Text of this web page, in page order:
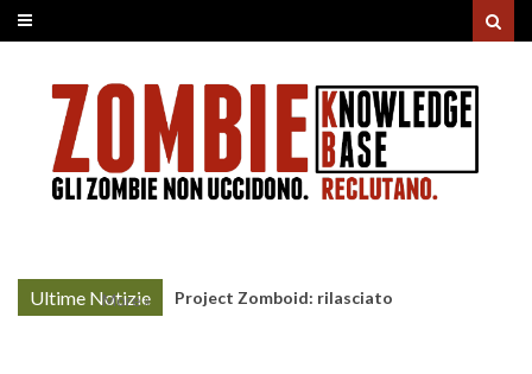
Ultime Notizie
More »
Project Zomboid: rilasciato